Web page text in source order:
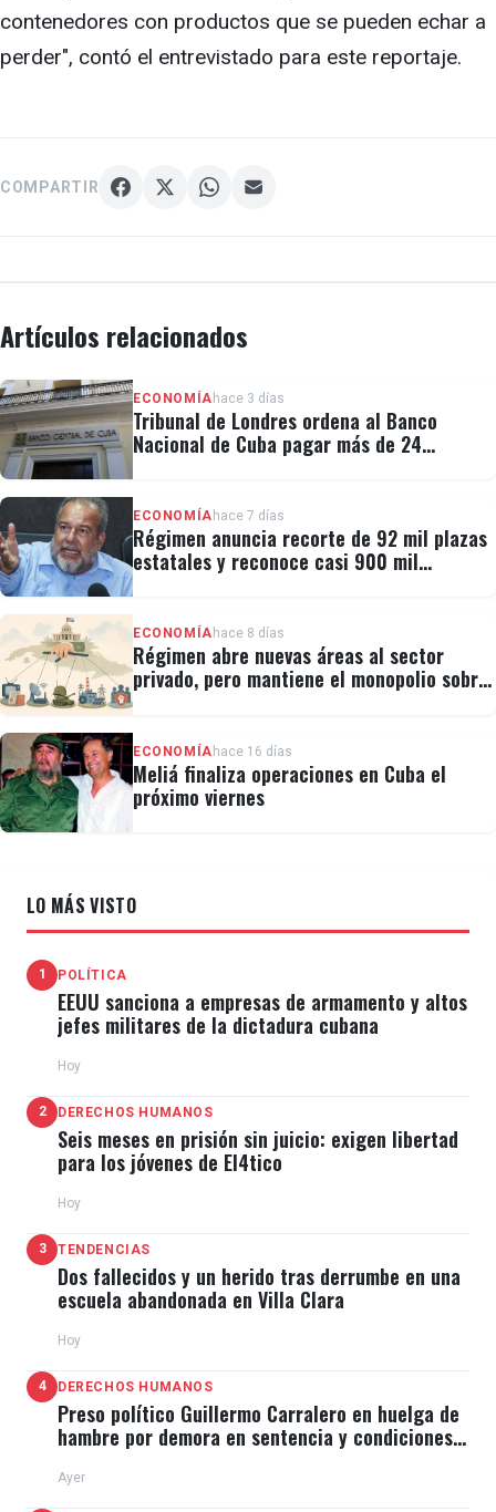
contenedores con productos que se pueden echar a
perder", contó el entrevistado para este reportaje.
COMPARTIR
Artículos relacionados
ECONOMÍA hace 3 días
Tribunal de Londres ordena al Banco
Nacional de Cuba pagar más de 24
ECONOMÍA hace 7 días
Régimen anuncia recorte de 92 mil plazas
estatales y reconoce casi 900 mil
ECONOMÍA hace 8 días
Régimen abre nuevas áreas al sector
privado, pero mantiene el monopolio sobre
ECONOMÍA hace 16 días
Meliá finaliza operaciones en Cuba el
próximo viernes
LO MÁS VISTO
1 POLÍTICA
EEUU sanciona a empresas de armamento y altos
jefes militares de la dictadura cubana
Hoy
2 DERECHOS HUMANOS
Seis meses en prisión sin juicio: exigen libertad
para los jóvenes de El4tico
Hoy
3 TENDENCIAS
Dos fallecidos y un herido tras derrumbe en una
escuela abandonada en Villa Clara
Hoy
4 DERECHOS HUMANOS
Preso político Guillermo Carralero en huelga de
hambre por demora en sentencia y condiciones
Ayer